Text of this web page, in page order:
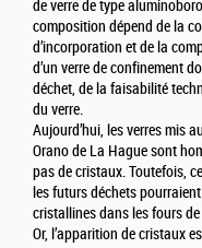
de verre de type
composition dépend de la
d’incorporation et de la
d’un verre de confinement
déchet, de la faisabilité
du verre.
Aujourd’hui, les verres mis
Orano de La Hague sont
pas de cristaux. Toutefois,
les futurs déchets
cristallines dans les fours
Or, l’apparition de cristaux